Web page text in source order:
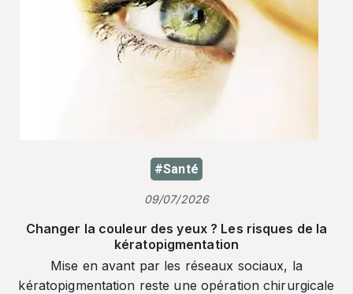
#Santé
09/07/2026
Changer la couleur des yeux ? Les risques de la
kératopigmentation
Mise en avant par les réseaux sociaux, la
kératopigmentation reste une opération chirurgicale